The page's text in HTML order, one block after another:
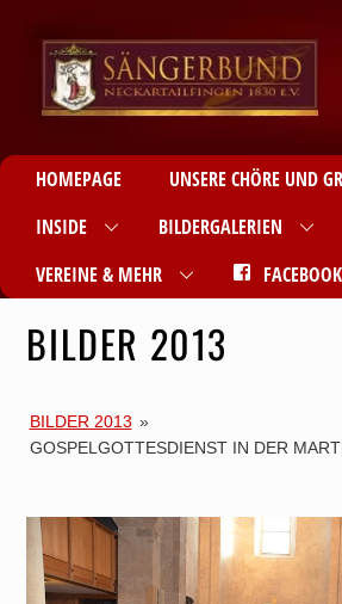
HOMEPAGE
UNSERE CHÖRE UND
INSIDE
BILDERGALERIEN
VEREINE & MEHR
FACEBOOK
BILDER 2013
BILDER 2013 »
GOSPELGOTTESDIENST IN DER